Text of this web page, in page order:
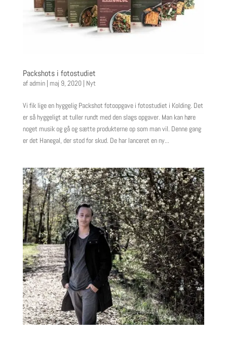
Packshots i fotostudiet
af admin| maj 9, 2020| Nyt
Vi fik lige en hyggelig Packshot fotoopgave i fotostudiet i Kolding. Det
er så hyggeligt at tuller rundt med den slags opgaver. Man kan høre
noget musik og gå og sætte produkterne op som man vil. Denne gang
er det Hanegal, der stod for skud. De har lanceret en ny...